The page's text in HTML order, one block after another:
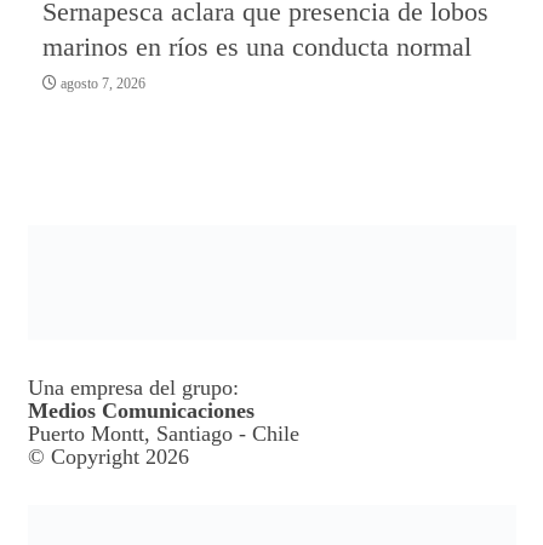
Sernapesca aclara que presencia de lobos
marinos en ríos es una conducta normal
agosto 7, 2026
Una empresa del grupo:
Medios Comunicaciones
Puerto Montt, Santiago - Chile
© Copyright 2026